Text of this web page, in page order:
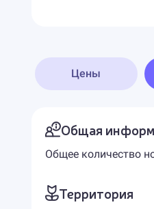
Цены
Общая
Общее количество
Территория